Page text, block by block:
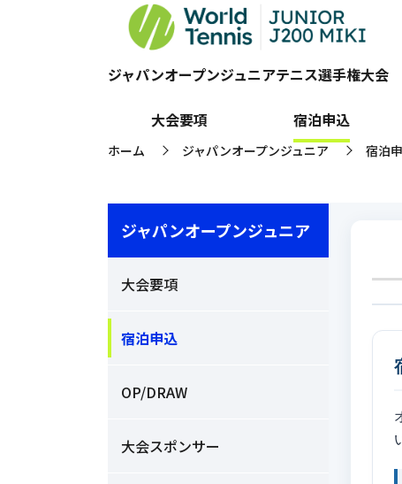
ジャパンオープンジュニアテニス選手権大会
大会要項 宿泊申込
宿泊申込
ホーム >
ジャパンオープンジュニア >
宿泊
ジャパンオープンジュニア
大会要項
宿泊申込
OP/DRAW
大会スポンサー